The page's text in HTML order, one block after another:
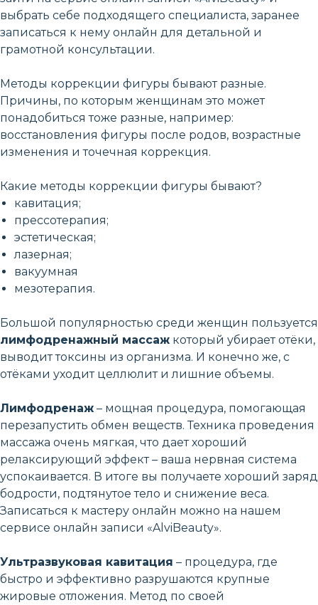
выбрать себе подходящего специалиста, заранее
записаться к нему онлайн для детальной и
грамотной консультации.
Методы коррекции фигуры бывают разные.
Причины, по которым женщинам это может
понадобиться тоже разные, например:
восстановления фигуры после родов, возрастные
изменения и точечная коррекция.
Какие методы коррекции фигуры бывают?
кавитация;
прессотерапия;
эстетическая;
лазерная;
вакуумная
мезотерапия.
Большой популярностью среди женщин пользуется
лимфодренажный массаж который убирает отёки,
выводит токсины из организма. И конечно же, с
отёками уходит целлюлит и лишние объемы.
Лимфодренаж – мощная процедура, помогающая
перезапустить обмен веществ. Техника проведения
массажа очень мягкая, что дает хороший
релаксирующий эффект – ваша нервная система
успокаивается. В итоге вы получаете хороший заряд
бодрости, подтянутое тело и снижение веса.
Записаться к мастеру онлайн можно на нашем
сервисе онлайн записи «AlviBeauty».
Ультразвуковая кавитация – процедура, где
быстро и эффективно разрушаются крупные
жировые отложения. Метод по своей